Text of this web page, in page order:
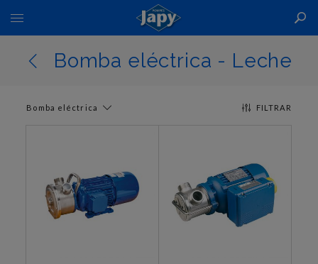
Toggle
Nav
Bomba eléctrica - Leche
FILTRAR
Bomba eléctrica